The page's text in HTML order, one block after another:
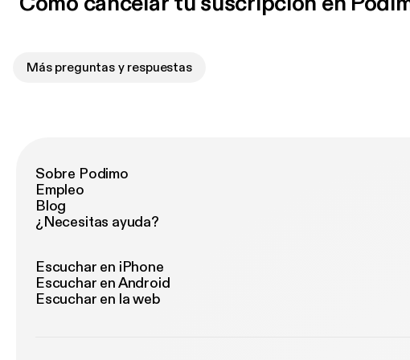
Más preguntas y respuestas
Sobre Podimo
Empleo
Blog
¿Necesitas ayuda?
Escuchar en iPhone
Escuchar en Android
Escuchar en la web